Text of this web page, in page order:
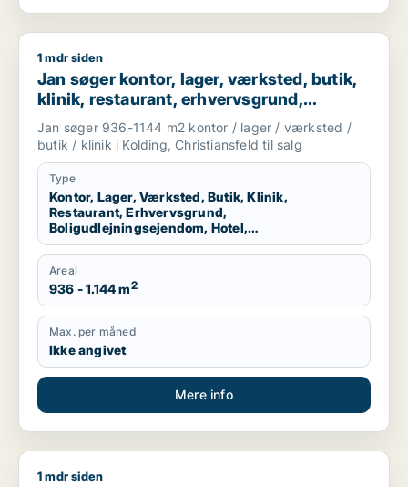
Jan søger kontor, lager, værksted, butik, klinik, restaurant,
1 mdr siden
Jan søger kontor, lager, værksted, butik,
klinik, restaurant, erhvervsgrund,
boligudlejningsejendom, hotel,
produktionslokaler eller garage til salg i
Kolding eller Christiansfeld
Jan søger 936-1144 m2 kontor / lager / værksted /
butik / klinik i Kolding, Christiansfeld til salg
Type
Kontor, Lager, Værksted, Butik, Klinik,
Restaurant, Erhvervsgrund,
Boligudlejningsejendom, Hotel,
Produktionslokaler, Garage
Areal
936 - 1.144 m2
Max. per måned
Ikke angivet
Mere info
Ivan søger boligudlejningsejendom til salg i Kolding,
1 mdr siden